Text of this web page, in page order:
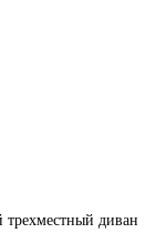
диван